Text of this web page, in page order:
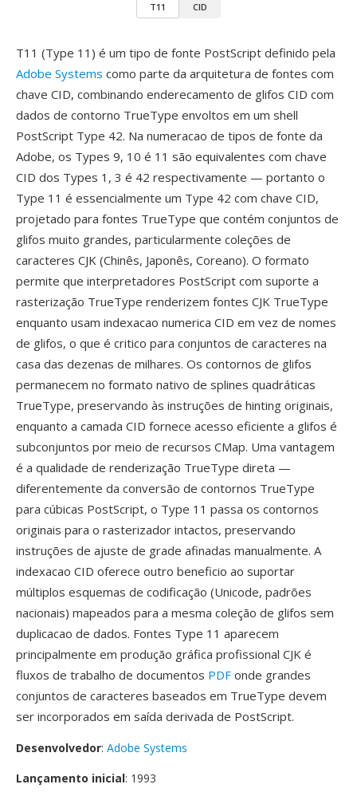
T11 CID
T11 (Type 11) é um tipo de fonte PostScript definido pela
Adobe Systems como parte da arquitetura de fontes com
chave CID, combinando enderecamento de glifos CID com
dados de contorno TrueType envoltos em um shell
PostScript Type 42. Na numeracao de tipos de fonte da
Adobe, os Types 9, 10 é 11 são equivalentes com chave
CID dos Types 1, 3 é 42 respectivamente — portanto o
Type 11 é essencialmente um Type 42 com chave CID,
projetado para fontes TrueType que contém conjuntos de
glifos muito grandes, particularmente coleções de
caracteres CJK (Chinês, Japonês, Coreano). O formato
permite que interpretadores PostScript com suporte a
rasterização TrueType renderizem fontes CJK TrueType
enquanto usam indexacao numerica CID em vez de nomes
de glifos, o que é critico para conjuntos de caracteres na
casa das dezenas de milhares. Os contornos de glifos
permanecem no formato nativo de splines quadráticas
TrueType, preservando às instruções de hinting originais,
enquanto a camada CID fornece acesso eficiente a glifos é
subconjuntos por meio de recursos CMap. Uma vantagem
é a qualidade de renderização TrueType direta —
diferentemente da conversão de contornos TrueType
para cúbicas PostScript, o Type 11 passa os contornos
originais para o rasterizador intactos, preservando
instruções de ajuste de grade afinadas manualmente. A
indexacao CID oferece outro beneficio ao suportar
múltiplos esquemas de codificação (Unicode, padrões
nacionais) mapeados para a mesma coleção de glifos sem
duplicacao de dados. Fontes Type 11 aparecem
principalmente em produção gráfica profissional CJK é
fluxos de trabalho de documentos PDF onde grandes
conjuntos de caracteres baseados em TrueType devem
ser incorporados em saída derivada de PostScript.
Desenvolvedor: Adobe Systems
Lançamento inicial: 1993